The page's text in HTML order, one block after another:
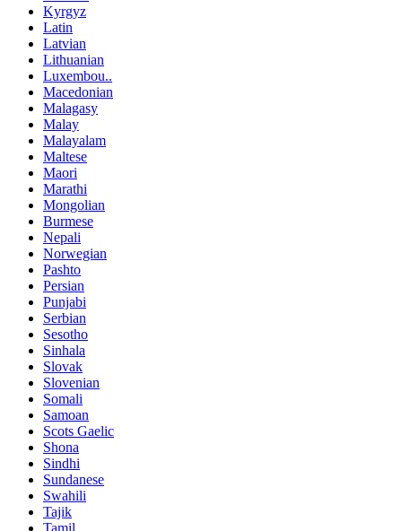
Kyrgyz
Latin
Latvian
Lithuanian
Luxembou..
Macedonian
Malagasy
Malay
Malayalam
Maltese
Maori
Marathi
Mongolian
Burmese
Nepali
Norwegian
Pashto
Persian
Punjabi
Serbian
Sesotho
Sinhala
Slovak
Slovenian
Somali
Samoan
Scots Gaelic
Shona
Sindhi
Sundanese
Swahili
Tajik
Tamil